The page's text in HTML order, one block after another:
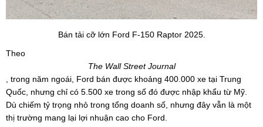
Bán tải cỡ lớn Ford F-150 Raptor 2025.
Theo
The Wall Street Journal
, trong năm ngoái, Ford bán được khoảng 400.000 xe tại Trung
Quốc, nhưng chỉ có 5.500 xe trong số đó được nhập khẩu từ Mỹ.
Dù chiếm tỷ trọng nhỏ trong tổng doanh số, nhưng đây vẫn là một
thị trường mang lại lợi nhuận cao cho Ford.